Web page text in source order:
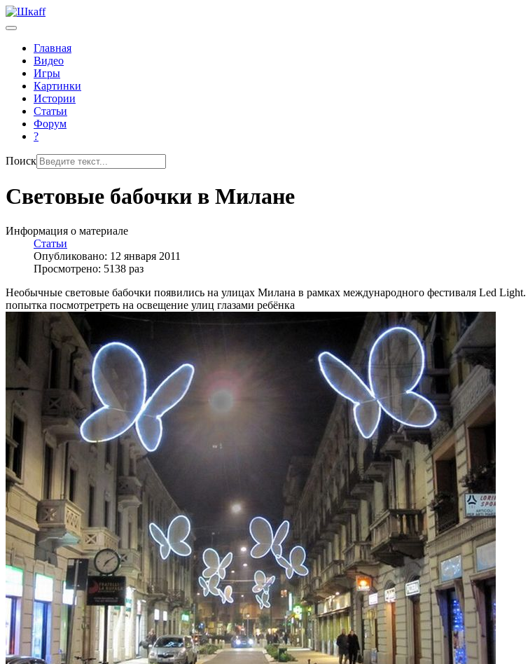
Главная
Видео
Игры
Картинки
Истории
Статьи
Форум
?
Поиск
Световые бабочки в Милане
Информация о материале
Статьи
Опубликовано: 12 января 2011
Просмотрено: 5138 раз
Необычные световые бабочки появились на улицах Милана в рамках международного фестиваля Led
попытка посмотретреть на освещение улиц глазами ребёнка